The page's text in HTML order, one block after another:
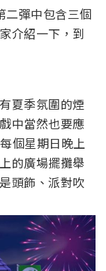
二彈中包含三個
介紹一下，到
夏季氛圍的煙
中當然也要應
個星期日晚上
的廣場擺攤舉
頭飾、派對吹